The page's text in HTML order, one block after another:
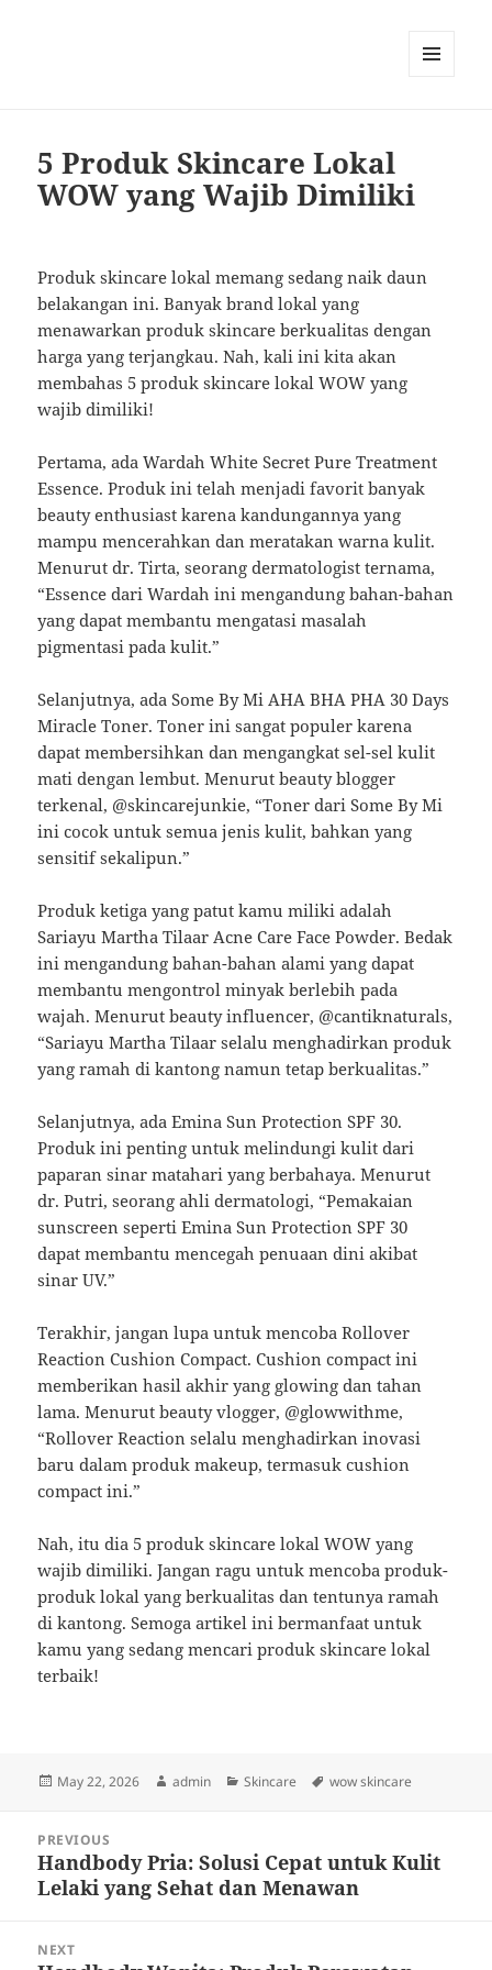
5 Produk Skincare Lokal
WOW yang Wajib Dimiliki
Produk skincare lokal memang sedang naik daun
belakangan ini. Banyak brand lokal yang
menawarkan produk skincare berkualitas dengan
harga yang terjangkau. Nah, kali ini kita akan
membahas 5 produk skincare lokal WOW yang
wajib dimiliki!
Pertama, ada Wardah White Secret Pure Treatment
Essence. Produk ini telah menjadi favorit banyak
beauty enthusiast karena kandungannya yang
mampu mencerahkan dan meratakan warna kulit.
Menurut dr. Tirta, seorang dermatologist ternama,
“Essence dari Wardah ini mengandung bahan-bahan
yang dapat membantu mengatasi masalah
pigmentasi pada kulit.”
Selanjutnya, ada Some By Mi AHA BHA PHA 30 Days
Miracle Toner. Toner ini sangat populer karena
dapat membersihkan dan mengangkat sel-sel kulit
mati dengan lembut. Menurut beauty blogger
terkenal, @skincarejunkie, “Toner dari Some By Mi
ini cocok untuk semua jenis kulit, bahkan yang
sensitif sekalipun.”
Produk ketiga yang patut kamu miliki adalah
Sariayu Martha Tilaar Acne Care Face Powder. Bedak
ini mengandung bahan-bahan alami yang dapat
membantu mengontrol minyak berlebih pada
wajah. Menurut beauty influencer, @cantiknaturals,
“Sariayu Martha Tilaar selalu menghadirkan produk
yang ramah di kantong namun tetap berkualitas.”
Selanjutnya, ada Emina Sun Protection SPF 30.
Produk ini penting untuk melindungi kulit dari
paparan sinar matahari yang berbahaya. Menurut
dr. Putri, seorang ahli dermatologi, “Pemakaian
sunscreen seperti Emina Sun Protection SPF 30
dapat membantu mencegah penuaan dini akibat
sinar UV.”
Terakhir, jangan lupa untuk mencoba Rollover
Reaction Cushion Compact. Cushion compact ini
memberikan hasil akhir yang glowing dan tahan
lama. Menurut beauty vlogger, @glowwithme,
“Rollover Reaction selalu menghadirkan inovasi
baru dalam produk makeup, termasuk cushion
compact ini.”
Nah, itu dia 5 produk skincare lokal WOW yang
wajib dimiliki. Jangan ragu untuk mencoba produk-
produk lokal yang berkualitas dan tentunya ramah
di kantong. Semoga artikel ini bermanfaat untuk
kamu yang sedang mencari produk skincare lokal
terbaik!
Posted
May 22, 2026 Author
admin Categories
Skincare Tags
wow skincare
navigation
PREVIOUS
Previous
post:
Handbody Pria: Solusi Cepat untuk Kulit
Lelaki yang Sehat dan Menawan
NEXT